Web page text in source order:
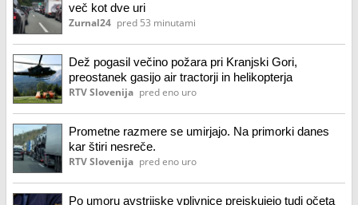
več kot dve uri
Zurnal24 pred 53 minutami
Dež pogasil večino požara pri Kranjski Gori,
preostanek gasijo air tractorji in helikopterja
RTV Slovenija pred eno uro
Prometne razmere se umirjajo. Na primorki danes
kar štiri nesreče.
RTV Slovenija pred eno uro
Po umoru avstrijske vplivnice preiskujejo tudi očeta